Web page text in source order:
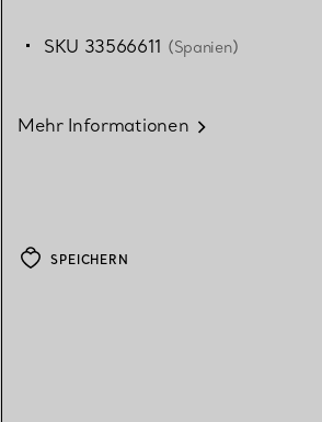
SKU 33566611 (Spanien)
Mehr Informationen
SPEICHERN